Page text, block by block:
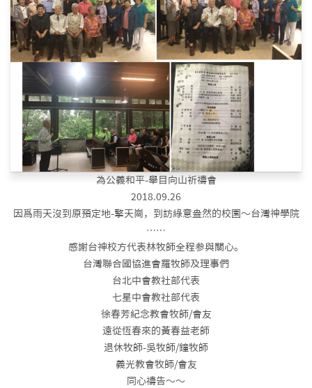
為公義和平-舉目向山祈禱會
2018.09.26
因爲雨天沒到原預定地-擎天崗，到訪綠意盎然的校園～台灣神學院
⋯⋯
感謝台神校方代表林牧師全程参與關心。
台灣聯合國協進會羅牧師及理事們
台北中會教社部代表
七星中會教社部代表
徐春芳紀念教會牧師/會友
遠從恆春來的黃春益老師
退休牧師-吳牧師/鐘牧師
義光教會牧師/會友
同心禱告～～